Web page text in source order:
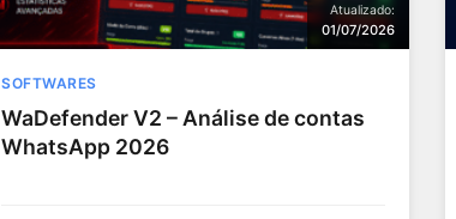
Atualizado:
01/07/2026
SOFTWARES
WaDefender V2 – Análise de contas
WhatsApp 2026